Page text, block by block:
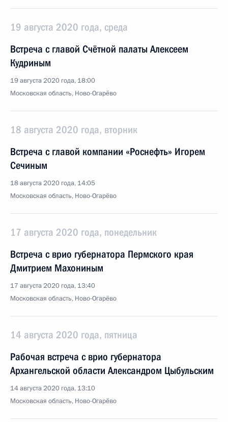
19 августа 2020 года, среда
Встреча с главой Счётной палаты Алексеем
Кудриным
19 августа 2020 года, 18:00
Московская область, Ново-Огарёво
18 августа 2020 года, вторник
Встреча с главой компании «Роснефть» Игорем
Сечиным
18 августа 2020 года, 14:05
Московская область, Ново-Огарёво
17 августа 2020 года, понедельник
Встреча с врио губернатора Пермского края
Дмитрием Махониным
17 августа 2020 года, 13:40
Московская область, Ново-Огарёво
14 августа 2020 года, пятница
Рабочая встреча с врио губернатора
Архангельской области Александром Цыбульским
14 августа 2020 года, 13:10
Московская область, Ново-Огарёво